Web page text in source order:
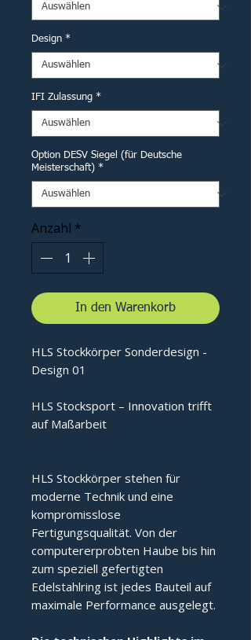
Design *
IFI Zulassung *
Option DESV Siegel (für Deutsche
Meisterschaft) *
Anzahl *
In den Warenkorb
HLS Stockkörper Sonderdesign -
Design 01
HLS Stocksport – Innovation trifft
auf Maßarbeit
HLS Stockkörper stehen für
moderne Technik und eine
kompromisslose
Fertigungsqualität. Von der
computererprobten Haube bis hin
zum speziell gefertigten
Edelstahlring ist jedes Bauteil auf
maximale Performance ausgelegt.